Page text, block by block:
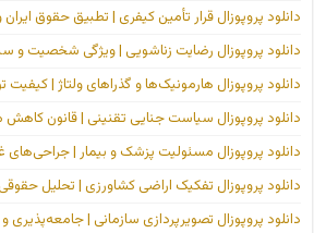
دانلود پروپوزال قرار تأمین کیفری | تطبیق حقوق
دانلود پروپوزال رضایت زناشویی | ویژگی شخصیت و
دانلود پروپوزال هارمونیک‌ها و گذراهای ولتاژ | کیفیت
دانلود پروپوزال سیاست جنایی تقنینی | قانون
دانلود پروپوزال مسئولیت پزشک و بیمار | جراحی‌های
دانلود پروپوزال تفکیک اراضی کشاورزی | تحلیل
دانلود پروپوزال تصویرپردازی سازمانی | جامعه‌پذیری